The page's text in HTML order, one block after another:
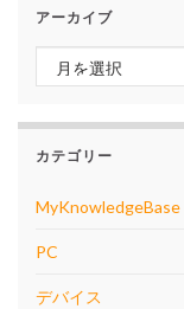
アーカイブ
アーカイブ
カテゴリー
MyKnowledgeBase
PC
デバイス